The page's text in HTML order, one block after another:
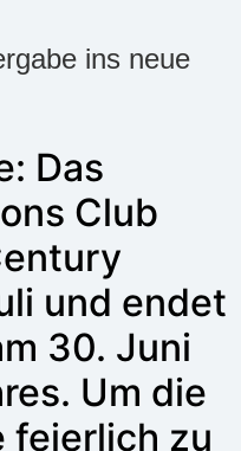
ins neue
Das
Club
und endet
30. Juni
Um die
feierlich zu